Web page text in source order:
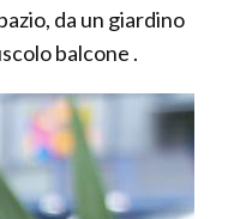
da un giardino
balcone .